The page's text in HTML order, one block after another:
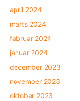
april 2024
marts 2024
februar 2024
januar 2024
december 2023
november 2023
oktober 2023